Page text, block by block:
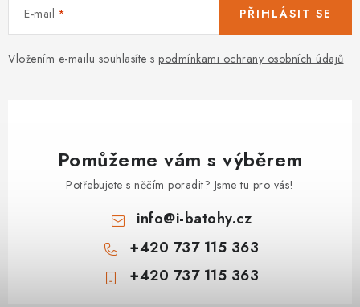
Doprava a platba Vše o nákupu Kontakty
Poradna
O nás
Blog
E-mail
Vložením e-mailu souhlasíte s podmínkami ochrany osobních údajů
PŘIHLÁSIT SE
Pomůžeme vám s výběrem
Potřebujete s něčím poradit? Jsme tu pro vás!
info@i-batohy.cz
+420 737 115 363
+420 737 115 363